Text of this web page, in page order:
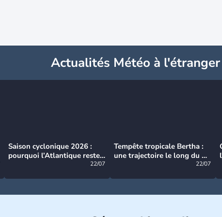
Actualités Météo à l'étranger
Saison cyclonique 2026 :
pourquoi l’Atlantique reste
22/07
Tempête tropicale Bertha :
une trajectoire le long du du
22/07